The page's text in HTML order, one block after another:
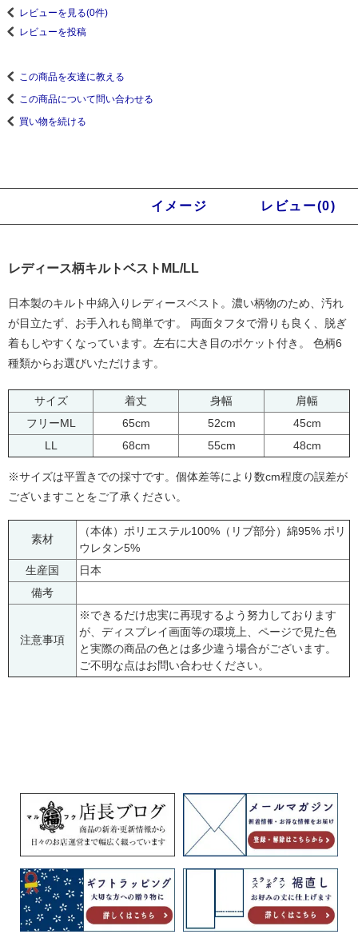
レビューを見る(0件)
レビューを投稿
この商品を友達に教える
この商品について問い合わせる
買い物を続ける
イメージ レビュー(0)
レディース柄キルトベストML/LL
日本製のキルト中綿入りレディースベスト。濃い柄物のため、汚れ
が目立たず、お手入れも簡単です。 両面タフタで滑りも良く、脱ぎ
着もしやすくなっています。左右に大き目のポケット付き。 色柄6
種類からお選びいただけます。
サイズ 着丈 身幅
肩幅
フリーML
65cm 52cm
45cm
LL
68cm 55cm 48cm
※サイズは平置きでの採寸です。個体差等により数cm程度の誤差が
ございますことをご了承ください。
素材
（本体）ポリエステル100%（リブ部分）綿95% ポリ
ウレタン5%
生産国
日本
備考
注意事項
※できるだけ忠実に再現するよう努力しております
が、ディスプレイ画面等の環境上、ページで見た色
と実際の商品の色とは多少違う場合がございます。
ご不明な点はお問い合わせください。